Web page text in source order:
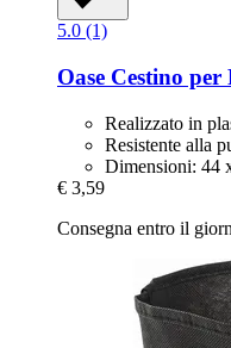
5.0 (1)
Oase Cestino per
Realizzato in
Resistente alla
Dimensioni: 44
€ 3,59
Consegna entro il